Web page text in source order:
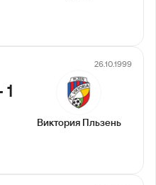
26.10.1999
1
Виктория Пльзень